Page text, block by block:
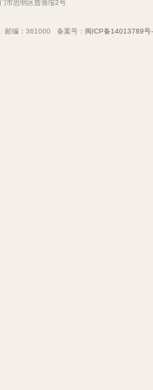
市思明区曾厝垵2号
邮编：361000 备案号： 闽ICP备14013789号